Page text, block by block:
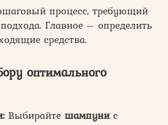
процесс, требующий
Главное – определить
средства.
оптимального
Выбирайте шампунис